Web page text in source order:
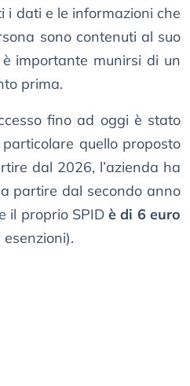
i dati e le informazioni che
sono contenuti al suo
importante munirsi di un
prima.
fino ad oggi è stato
quello proposto
dal 2026, l’azienda ha
partire dal secondo anno
il proprio SPIDè di 6 euro